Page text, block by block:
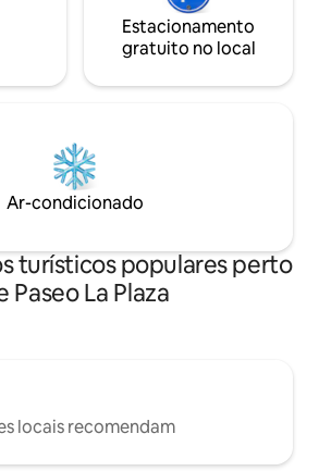
Estacionamento
gratuito no local
Ar-condicionado
turísticos populares perto
Paseo La Plaza
locais recomendam